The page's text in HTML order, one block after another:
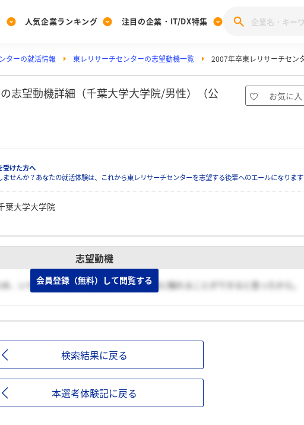
[27卒] 本選考体験記投稿キャンペーン
人気企業ランキング
を見る
みんなのDX企業就職ブランド調査
注目の企業・IT/DX特集
特集
う！業界・企業研究
ターの就活情報 東レリサーチセンターの志望動機一覧 2007年卒東レリサーチセン
志望動機詳細（千葉大学大学院/男性）（公
お気に入
受けた方へ
せんか？あなたの就活体験は、これから東レリサーチセンターを志望する後輩へのエールになります
葉大学大学院
志望動機
、いろいろな分野の最先端の材料、技術に触れることができると思ったから。
会員登録（無料）して閲覧する
検索結果に戻る
本選考体験記に戻る